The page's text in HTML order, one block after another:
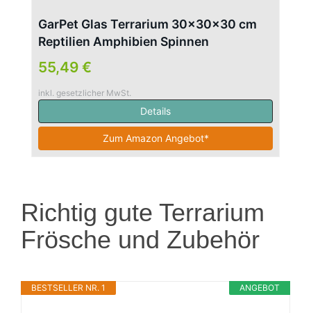
GarPet Glas Terrarium 30x30x30 cm
Reptilien Amphibien Spinnen
Glasterrarium
55,49 €
inkl. gesetzlicher MwSt.
Details
Zum Amazon Angebot*
Richtig gute Terrarium
Frösche und Zubehör
ANGEBOT
BESTSELLER NR. 1